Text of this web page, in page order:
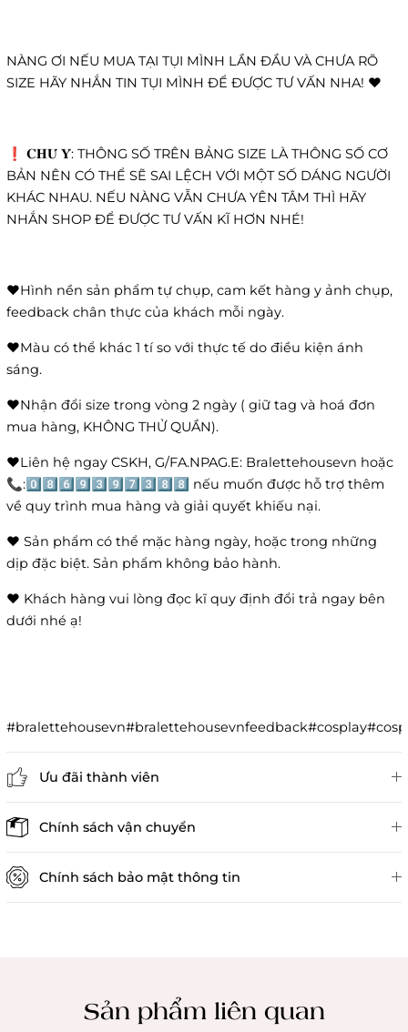
NÀNG ƠI NẾU MUA TẠI TỤI MÌNH LẦN ĐẦU VÀ CHƯA RÕ
SIZE HÃY NHẮN TIN TỤI MÌNH ĐỂ ĐƯỢC TƯ VẤN NHA! ❤️
❗️ 𝐂𝐇𝐔́ 𝐘́: THÔNG SỐ TRÊN BẢNG SIZE LÀ THÔNG SỐ CƠ
BẢN NÊN CÓ THỂ SẼ SAI LỆCH VỚI MỘT SỐ DÁNG NGƯỜI
KHÁC NHAU. NẾU NÀNG VẪN CHƯA YÊN TÂM THÌ HÃY
NHẮN SHOP ĐỂ ĐƯỢC TƯ VẤN KĨ HƠN NHÉ!
❤️Hình nền sản phẩm tự chụp, cam kết hàng y ảnh chụp,
feedback chân thực của khách mỗi ngày.
❤️Màu có thể khác 1 tí so với thực tế do điều kiện ánh
sáng.
❤️Nhận đổi size trong vòng 2 ngày ( giữ tag và hoá đơn
mua hàng, KHÔNG THỬ QUẦN).
❤️Liên hệ ngay CSKH, G/FA.NPAG.E: Bralettehousevn hoặc
📞:0️⃣8️⃣6️⃣9️⃣3️⃣9️⃣7️⃣3️⃣8️⃣8️⃣ nếu muốn được hỗ trợ thêm
về quy trình mua hàng và giải quyết khiếu nại.
❤️ Sản phẩm có thể mặc hàng ngày, hoặc trong những
dịp đặc biệt. Sản phẩm không bảo hành.
❤️ Khách hàng vui lòng đọc kĩ quy định đổi trả ngay bên
dưới nhé ạ!
Ưu đãi thành viên
Chính sách vận chuyển
Chính sách bảo mật thông tin
Sản phẩm liên quan